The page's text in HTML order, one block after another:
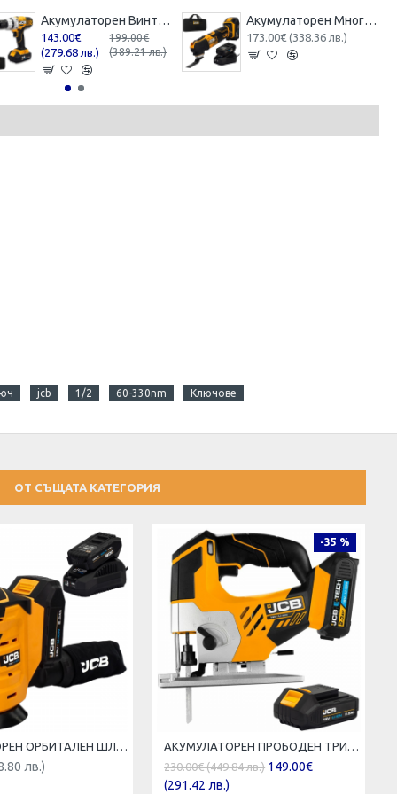
Акумулаторен Винтоверт JCB 45Nm 18V 18DD-2X-E Бормашина с батерия и зарядно
143.00€
(279.68 лв.)
199.00€
(389.21 лв.)
Акумулаторен Многофункционален Инструмент JCB 18V JCB 18MT-2XB-E
173.00€ (338.36 лв.)
jcb 1/2 60-330nm Ключове
ОТ СЪЩАТА КАТЕГОРИЯ
АКУМУЛАТОРЕН ОРБИТАЛЕН ШЛАЙФ 18V JCB -18OS-2XB-E
лв.)
-35 %
АКУМУЛАТОРЕН ПРОБОДЕН ТРИОН JCB 18V ЗЕГЕ 18JS-2XB-E
230.00€ (449.84 лв.) 149.00€
(291.42 лв.)